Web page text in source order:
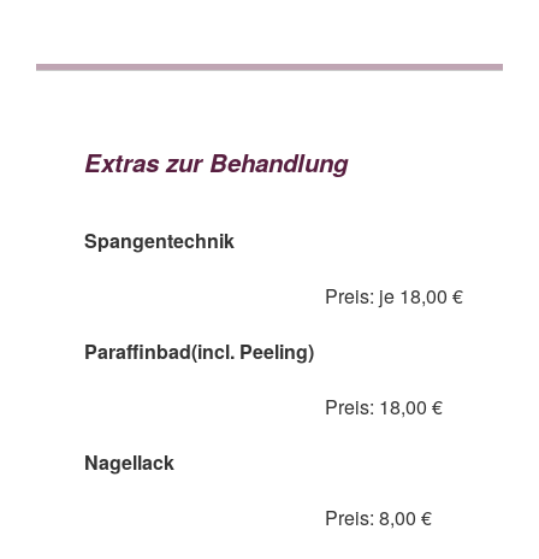
Extras zur Behandlung
Spangentechnik
Preis: je 18,00 €
Paraffinbad(incl. Peeling)
Preis: 18,00 €
Nagellack
Preis: 8,00 €